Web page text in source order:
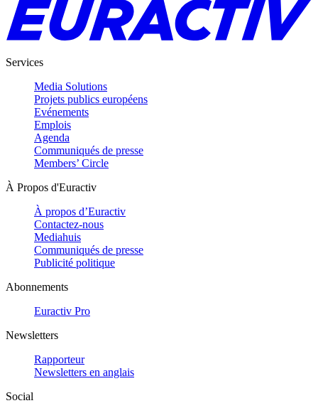
Services
Media Solutions
Projets publics européens
Evénements
Emplois
Agenda
Communiqués de presse
Members’ Circle
À Propos d'Euractiv
À propos d’Euractiv
Contactez-nous
Mediahuis
Communiqués de presse
Publicité politique
Abonnements
Euractiv Pro
Newsletters
Rapporteur
Newsletters en anglais
Social